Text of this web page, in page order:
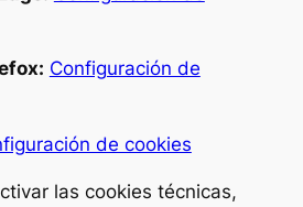
Configuración de
de cookies
las cookies técnicas,